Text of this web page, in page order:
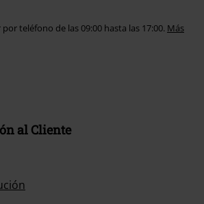
teléfono de las 09:00 hasta las 17:00. Más
al Cliente